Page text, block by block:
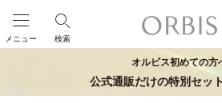
検索
メニュー
オルビス初めての方
公式通販だけの特別セッ